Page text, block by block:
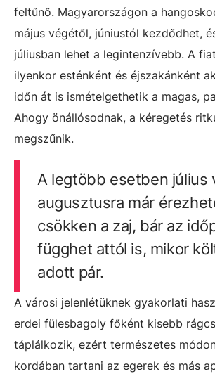
feltűnő. Magyarországon a
május végétől, júniustól kezdődhet,
júliusban lehet a legintenzívebb. A
ilyenkor esténként és éjszakánként
időn át is ismételgethetik a magas,
Ahogy önállósodnak, a kéregetés
megszűnik.
A legtöbb esetben július
augusztusra már
csökken a zaj, bár az
függhet attól is, mikor
adott pár.
A városi jelenlétüknek gyakorlati
erdei fülesbagoly főként kisebb
táplálkozik, ezért természetes
kordában tartani az egerek és más